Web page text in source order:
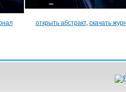
открыть абстракт, скачать